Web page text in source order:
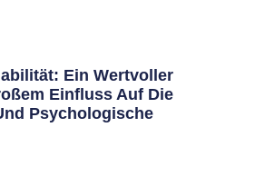
Ein Wertvoller
Einfluss Auf Die
Psychologische